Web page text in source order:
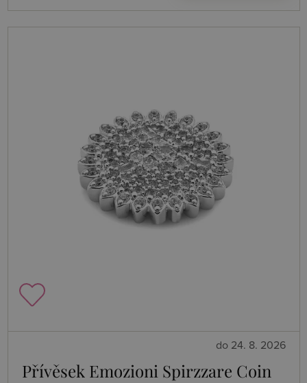
do 24. 8. 2026
Přívěsek Emozioni Spirzzare Coin